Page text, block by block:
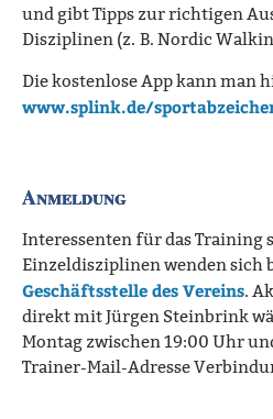
und gibt Tipps zur richtigen
Disziplinen (z. B. Nordic
Die kostenlose App kann man
www.splink.de/
Anmeldung
Interessenten für das Training
Einzeldisziplinen wenden sich
Geschäftsstelle des Vereins.
direkt mit Jürgen Steinbrink
Montag zwischen 19:00 Uhr
Trainer-Mail-Adresse